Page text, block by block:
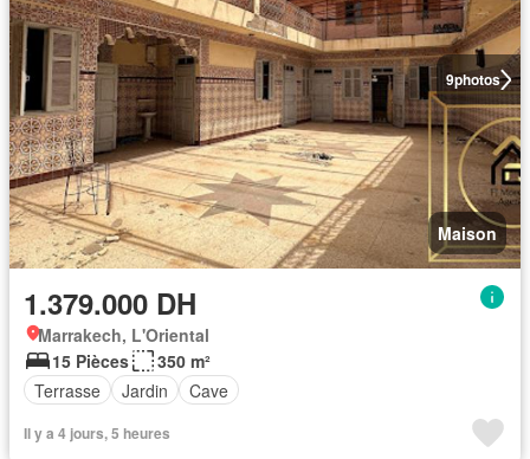
9photos
Maison
1.379.000 DH
Marrakech, L'Oriental
15 Pièces
350 m²
Terrasse
Jardin Cave
Il y a 4 jours, 5 heures